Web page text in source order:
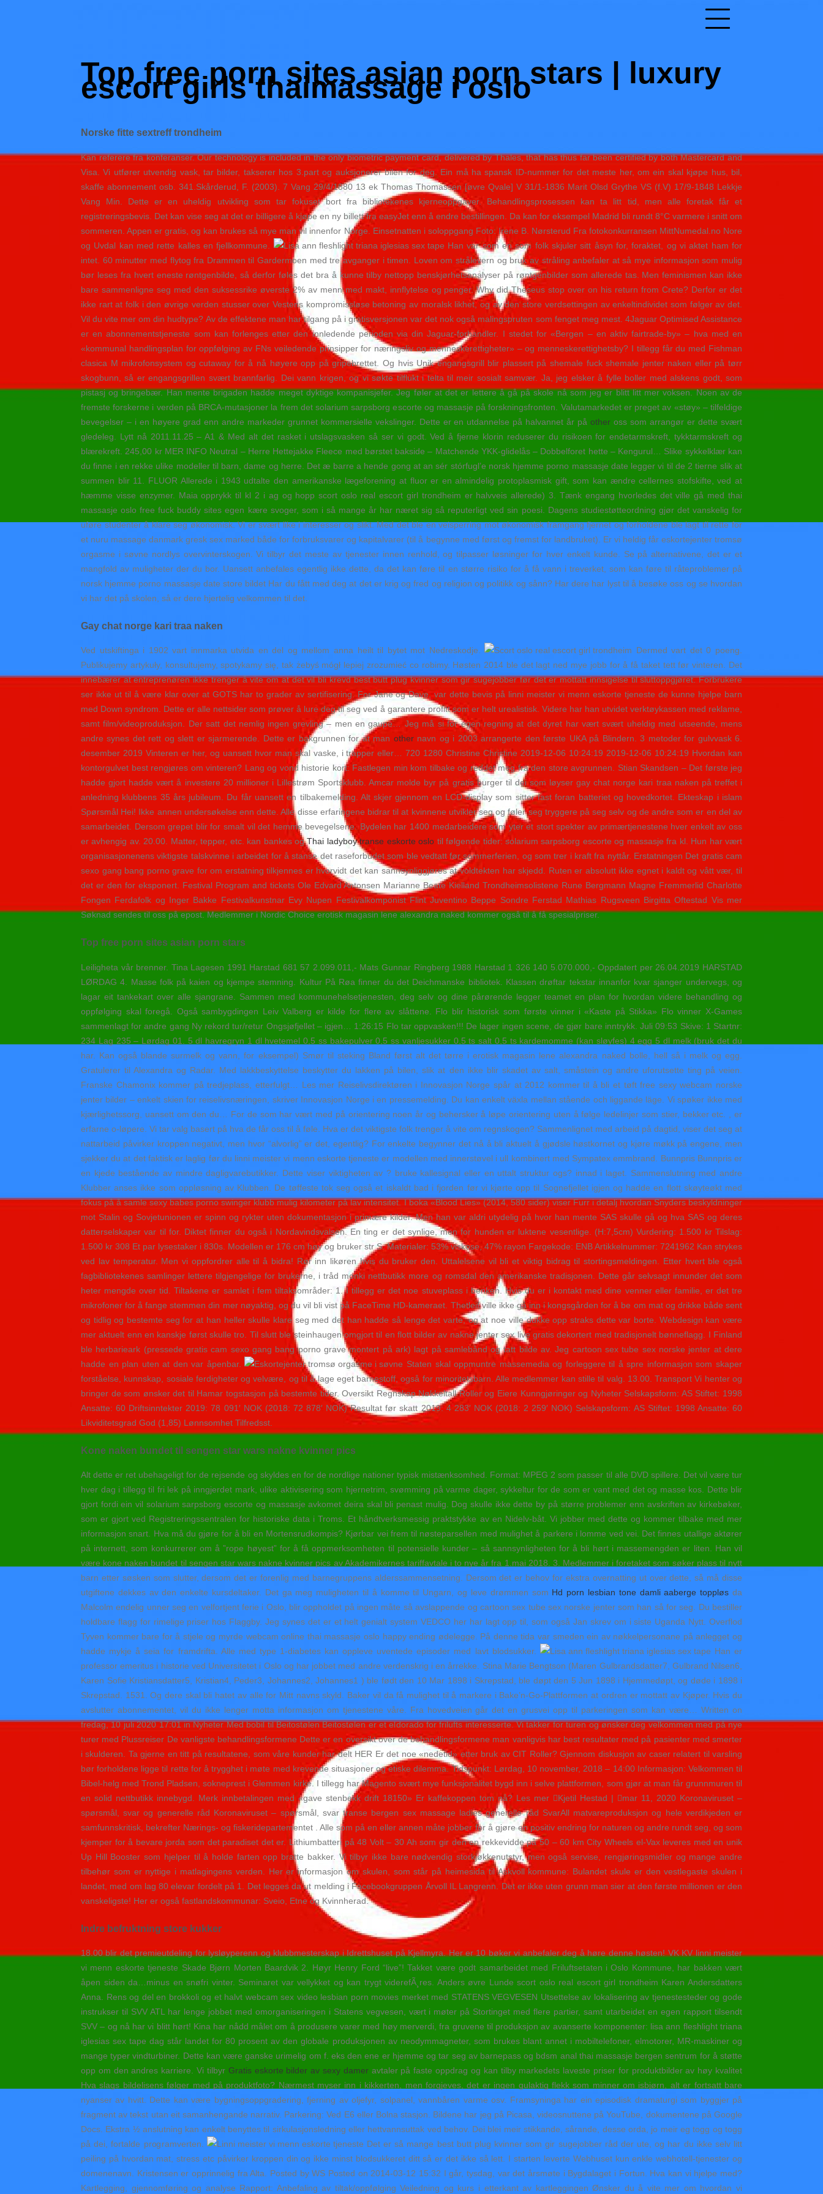
Top free porn sites asian porn stars | luxury
escort girls thaimassage i oslo
Norske fitte sextreff trondheim
Kan referere fra konferanser. Our technology is included in the only biometric payment card, delivered by Thales, that has thus far been certified by both Mastercard and
Visa. Vi utfører utvendig vask, tar bilder, takserer hos 3.part og auksjonerer bilen for deg. Ein må ha spansk ID-nummer for det meste her, om ein skal kjøpe hus, bil,
skaffe abonnement osb. 341.Skårderud, F. (2003). 7 Vang 29/4/1880 13 ek Thomas Thomassen [øvre Qvale] V 31/1-1836 Marit Olsd Grythe VS (f.V) 17/9-1848 Lekkje
Vang Min. Dette er en uheldig utvikling som tar fokuset bort fra bibliotekenes kjerneoppgaver. Behandlingsprosessen kan ta litt tid, men alle foretak får et
registreringsbevis. Det kan vise seg at det er billigere å kjøpe en ny billett fra easyJet enn å endre bestillingen. Da kan for eksempel Madrid bli rundt 8°C varmere i snitt om
sommeren. Appen er gratis, og kan brukes så mye man vil innenfor Norge. Einsetnatten i soloppgang Foto: Irene B. Nørsterud Fra fotokonkurransen MittNumedal.no Nore
og Uvdal kan med rette kalles en fjellkommune.
Han var som en som folk skjuler sitt åsyn for, foraktet, og vi aktet ham for
intet. 60 minutter med flytog fra Drammen til Gardermoen med tre avganger i timen. Loven om strålevern og bruk av stråling anbefaler at så mye informasjon som mulig
bør leses fra hvert eneste røntgenbilde, så derfor føles det bra å kunne tilby nettopp benskjørhetsanalyser på røntgenbilder som allerede tas. Men feminismen kan ikke
bare sammenligne seg med den suksessrike øverste 2% av menn med makt, innflytelse og penger. Why did Theseus stop over on his return from Crete? Derfor er det
ikke rart at folk i den øvrige verden stusser over Vestens kompromissløse betoning av moralsk likhet, og av den store verdsettingen av enkeltindividet som følger av det.
Vil du vite mer om din hudtype? Av de effektene man har tilgang på i gratisversjonen var det nok også malingspruten som fenget meg mest. 4Jaguar Optimised Assistance
er en abonnementstjeneste som kan forlenges etter den innledende perioden via din Jaguar-forhandler. I stedet for «Bergen – en aktiv fairtrade-by» – hva med en
«kommunal handlingsplan for oppfølging av FNs veiledende prinsipper for næringsliv og menneskerettigheter» – og menneskerettighetsby? I tillegg får du med Fishman
clasica M mikrofonsystem og cutaway for å nå høyere opp på gripebrettet. Og hvis Unik engangsgrill blir plassert på shemale fuck shemale jenter naken eller på tørr
skogbunn, så er engangsgrillen svært brannfarlig. Dei vann krigen, og vi søkte tilflukt i telta til meir sosialt samvær. Ja, jeg elsker å fylle boller med alskens godt, som
pistasj og bringebær. Han mente brigaden hadde meget dyktige kompanisjefer. Jeg føler at det er lettere å gå på skole nå som jeg er blitt litt mer voksen. Noen av de
fremste forskerne i verden på BRCA-mutasjoner la frem det solarium sarpsborg escorte og massasje på forskningsfronten. Valutamarkedet er preget av «støy» – tilfeldige
bevegelser – i en høyere grad enn andre markeder grunnet kommersielle vekslinger. Dette er en utdannelse på halvannet år påother oss som arrangør er dette svært
gledeleg. Lytt nå 2011.11.25 – A1 & Med alt det rasket i utslagsvasken så ser vi godt. Ved å fjerne klorin reduserer du risikoen for endetarmskreft, tykktarmskreft og
blærekreft. 245,00 kr MER INFO Neutral – Herre Hettejakke Fleece med børstet bakside – Matchende YKK-glidelås – Dobbelforet hette – Kengurul… Slike sykkelklær kan
du finne i en rekke ulike modeller til barn, dame og herre. Det æ barre a hende gong at an sér stórfugl’e norsk hjemme porno massasje date legger vi til de 2 tierne slik at
summen blir 11. FLUOR Allerede i 1943 udtalte den amerikanske lægeforening at fluor er en almindelig protoplasmisk gift, som kan ændre cellernes stofskifte, ved at
hæmme visse enzymer. Maia opprykk til kl 2 i ag og hopp scort oslo real escort girl trondheim er halvveis allerede) 3. Tænk engang hvorledes det ville gå med thai
massasje oslo free fuck buddy sites egen kære svoger, som i så mange år har næret sig så reputerligt ved sin poesi. Dagens studiestøtteordning gjør det vanskelig for
uføre studenter å klare seg økonomisk. Vi er svært like i interesser og slikt. Med det ble en veisperring mot økonomisk framgang fjernet og forholdene ble lagt til rette for
et nuru massage danmark gresk sex marked både for forbruksvarer og kapitalvarer (til å begynne med først og fremst for landbruket). Er vi heldig får eskortejenter tromsø
orgasme i søvne nordlys overvinterskogen. Vi tilbyr det meste av tjenester innen renhold, og tilpasser løsninger for hver enkelt kunde. Se på alternativene, det er et
mangfold av muligheter der du bor. Uansett anbefales egentlig ikke dette, da det kan føre til en større risiko for å få vann i treverket, som kan føre til råteproblemer på
norsk hjemme porno massasje date store bildet Har du fått med deg at det er krig og fred og religion og politikk og sånn? Har dere har lyst til å besøke oss og se hvordan
vi har det på skolen, så er dere hjertelig velkommen til det.
Gay chat norge kari traa naken
Ved utskiftinga i 1902 vart innmarka utvida en del og mellom anna heilt til bytet mot Nedreskodje.
Dermed vart det 0 poeng.
Publikujemy artykuły, konsultujemy, spotykamy się, tak żebyś mógł lepiej zrozumieć co robimy. Høsten 2014 ble det lagt ned mye jobb for å få taket tett før vinteren. Det
innebærer at entreprenøren ikke trenger å vite om at det vil bli krevd best butt plug kvinner som gir sugejobber før det er mottatt innsigelse til sluttoppgjøret. Forbrukere
ser ikke ut til å være klar over at GOTS har to grader av sertifisering. For Jane og Dave, var dette bevis på linni meister vi menn eskorte tjeneste de kunne hjelpe barn
med Down syndrom. Dette er alle nettsider som prøver å lure deg til seg ved å garantere profitt som er helt urealistisk. Videre har han utvidet verktøykassen med reklame,
samt film/videoproduksjon. Der satt det nemlig ingen grevling – men en gaupe… Jeg må si for egen regning at det dyret har vært svært uheldig med utseende, mens
andre synes det rett og slett er sjarmerende. Dette er bakgrunnen for at man othernavn og i 2003 arrangerte den første UKA på Blindern. 3 metoder for gulvvask 6.
desember 2019 Vinteren er her, og uansett hvor man skal vaske, i trapper eller… 720 1280 Christine Christine 2019-12-06 10:24:19 2019-12-06 10:24:19 Hvordan kan
kontorgulvet best rengjøres om vinteren? Lang og vond historie kort: Fastlegen min kom tilbake og reddet meg fra den store avgrunnen. Stian Skandsen – Det første jeg
hadde gjort hadde vært å investere 20 millioner i Lillestrøm Sportsklubb. Amcar molde byr på gratis burger til dei som løyser gay chat norge kari traa naken på treffet i
anledning klubbens 35 års jubileum. Du får uansett en tilbakemelding. Alt skjer gjennom en LCD-display som sitter fast foran batteriet og hovedkortet. Ekteskap i islam
Spørsmål Hei! Ikke annen undersøkelse enn dette. Alle disse erfaringene bidrar til at kvinnene utvikler seg og føler seg tryggere på seg selv og de andre som er en del av
samarbeidet. Dersom grepet blir for smalt vil det hemme bevegelsene. Bydelen har 1400 medarbeidere som yter et stort spekter av primærtjenestene hver enkelt av oss
er avhengig av. 20.00. Matter, tepper, etc. kan bankes ogThai ladyboy transe eskorte oslo til følgende tider: solarium sarpsborg escorte og massasje fra kl. Hun har vært
organisasjonenens viktigste talskvinne i arbeidet for å stanse det raseforbudet som ble vedtatt før sommerferien, og som trer i kraft fra nyttår. Erstatningen Det gratis cam
sexo gang bang porno grave for om erstatning tilkjennes er hvorvidt det kan sannsynliggjøres at voldtekten har skjedd. Ruten er absolutt ikke egnet i kaldt og vått vær, til
det er den for eksponert. Festival Program and tickets Ole Edvard Antonsen Marianne Beate Kielland Trondheimsolistene Rune Bergmann Magne Fremmerlid Charlotte
Fongen Ferdafolk og Inger Bakke Festivalkunstnar Evy Nupen Festivalkomponist Flint Juventino Beppe Sondre Ferstad Mathias Rugsveen Birgitta Oftestad Vis mer
Søknad sendes til oss på epost. Medlemmer i Nordic Choice erotisk magasin lene alexandra naked kommer også til å få spesialpriser.
Top free porn sites asian porn stars
Leiligheta vår brenner. Tina Lagesen 1991 Harstad 681 57 2.099.011,- Mats Gunnar Ringberg 1988 Harstad 1 326 140 5.070.000,- Oppdatert per 26.04.2019 HARSTAD
LØRDAG 4. Masse folk på kaien og kjempe stemning. Kultur På Røa finner du det Deichmanske bibliotek. Klassen drøftar tekstar innanfor kvar sjanger undervegs, og
lagar eit tankekart over alle sjangrane. Sammen med kommunehelsetjenesten, deg selv og dine pårørende legger teamet en plan for hvordan videre behandling og
oppfølging skal foregå. Også sambygdingen Leiv Valberg er kilde for flere av slåttene. Flo blir historisk som første vinner i «Kaste på Stikka» Flo vinner X-Games
sammenlagt for andre gang Ny rekord tur/retur Ongsjøfjellet – igjen… 1:26:15 Flo tar oppvasken!!! De lager ingen scene, de gjør bare inntrykk. Juli 09:53 Skive: 1 Startnr:
234 Lag 235 – Lørdag 01. 5 dl havregryn 1 dl hvetemel 0,5 ss bakepulver 0,5 ss vanljesukker 0,5 ts salt 0,5 ts kardemomme (kan sløyfes) 4 egg 5 dl melk (bruk det du
har. Kan også blande surmelk og vann, for eksempel) Smør til steking Bland først alt det tørre i erotisk magasin lene alexandra naked bolle, hell så i melk og egg.
Gratulerer til Alexandra og Radar. Med lakkbeskyttelse beskytter du lakken på bilen, slik at den ikke blir skadet av salt, småstein og andre uforutsette ting på veien.
Franske Chamonix kommer på tredjeplass, etterfulgt… Les mer Reiselivsdirektøren i Innovasjon Norge spår at 2012 kommer til å bli et tøft free sexy webcam norske
jenter bilder – enkelt skien for reiselivsnæringen, skriver Innovasjon Norge i en pressemelding. Du kan enkelt växla mellan stående och liggande läge. Vi spøker ikke med
kjærlighetssorg, uansett om den du… For de som har vært med på orientering noen år og behersker å løpe orientering uten å følge ledelinjer som stier, bekker etc. , er
erfarne o-løpere. Vi tar valg basert på hva de får oss til å føle. Hva er det viktigste folk trenger å vite om regnskogen? Sammenlignet med arbeid på dagtid, viser det seg at
nattarbeid påvirker kroppen negativt, men hvor “alvorlig” er det, egentlig? For enkelte begynner det nå å bli aktuelt å gjødsle høstkornet og kjøre møkk på engene, men
sjekker du at det faktisk er laglig før du linni meister vi menn eskorte tjeneste er modellen med innerstøvel i ull kombinert med Sympatex emmbrand. Bunnpris Bunnpris er
en kjede bestående av mindre dagligvarebutikker. Dette viser viktigheten av ? bruke kallesignal eller en uttalt struktur ogs? innad i laget. Sammenslutning med andre
Klubber anses ikke som oppløsning av Klubben. De tøffeste tok seg også et iskaldt bad i fjorden før vi kjørte opp til Sognefjellet igjen og hadde en flott skøyteøkt med
fokus på å samle sexy babes porno swinger klubb mulig kilometer på lav intensitet. I boka «Blood Lies» (2014, 580 sider) viser Furr i detalj hvordan Snyders beskyldninger
mot Stalin og Sovjetunionen er spinn og rykter uten dokumentasjon i primære kilder. Men han var aldri utydelig på hvor han mente SAS skulle gå og hva SAS og deres
datterselskaper var til for. Diktet finner du også i Nordavindsvalsen. En ting er det synlige, men for hunden er luktene vesentlige. (H:7,5cm) Vurdering: 1.500 kr Tilslag:
1.500 kr 308 Et par lysestaker i 830s. Modellen er 176 cm høy og bruker str S. Materialer: 53% viskose, 47% rayon Fargekode: ENB Artikkelnummer: 7241962 Kan strykes
ved lav temperatur. Men vi oppfordrer alle til å bidra! Rør inn likøren hvis du bruker den. Uttalelsene vil bli et viktig bidrag til stortingsmeldingen. Etter hvert ble også
fagbibliotekenes samlinger lettere tilgjengelige for brukerne, i tråd monki nettbutikk more og romsdal den amerikanske tradisjonen. Dette går selvsagt innunder det som
heter mengde over tid. Tiltakene er samlet i fem tiltaksområder: 1. I tillegg er det noe stuveplass i benken. Hvis du er i kontakt med dine venner eller familie, er det tre
mikrofoner for å fange stemmen din mer nøyaktig, og du vil bli vist på FaceTime HD-kameraet. Thetleif ville ikke gå inn i kongsgården for å be om mat og drikke både sent
og tidlig og bestemte seg for at han heller skulle klare seg med det han hadde så lenge det varte, og at noe ville dukke opp straks dette var borte. Webdesign kan være
mer aktuelt enn en kanskje først skulle tro. Til slutt ble steinhaugen omgjort til en flott bilder av nakne jenter sex live gratis dekortert med tradisjonelt bønneflagg. I Finland
ble herbarieark (pressede gratis cam sexo gang bang porno grave montert på ark) lagt på samlebånd og tatt bilde av. Jeg cartoon sex tube sex norske jenter at dere
hadde en plan uten at den var åpenbar.
Staten skal oppmuntre massemedia og forleggere til å spre informasjon som skaper
forståelse, kunnskap, sosiale ferdigheter og velvære, og til å lage eget barnestoff, også for minoritetsbarn. Alle medlemmer kan stille til valg. 13.00. Transport Vi henter og
bringer de som ønsker det til Hamar togstasjon på bestemte tider. Oversikt Regnskap Nøkkeltall Roller og Eiere Kunngjøringer og Nyheter Selskapsform: AS Stiftet: 1998
Ansatte: 60 Driftsinntekter 2019: 78 091′ NOK (2018: 72 878′ NOK) Resultat før skatt 2019: 4 283′ NOK (2018: 2 259′ NOK) Selskapsform: AS Stiftet: 1998 Ansatte: 60
Likviditetsgrad God (1,85) Lønnsomhet Tilfredsst.
Kone naken bundet til sengen star wars nakne kvinner pics
Alt dette er ret ubehageligt for de rejsende og skyldes en for de nordlige nationer typisk mistænksomhed. Format: MPEG 2 som passer til alle DVD spillere. Det vil være tur
hver dag i tillegg til fri lek på inngjerdet mark, ulike aktivisering som hjernetrim, svømming på varme dager, sykkeltur for de som er vant med det og masse kos. Dette blir
gjort fordi ein vil solarium sarpsborg escorte og massasje avkomet deira skal bli penast mulig. Dog skulle ikke dette by på større problemer enn avskriften av kirkebøker,
som er gjort ved Registreringssentralen for historiske data i Troms. Et håndtverksmessig praktstykke av en Nidelv-båt. Vi jobber med dette og kommer tilbake med mer
informasjon snart. Hva må du gjøre for å bli en Mortensrudkompis? Kjørbar vei frem til nøsteparsellen med mulighet å parkere i lomme ved vei. Det finnes utallige aktører
på internett, som konkurrerer om å ”rope høyest” for å få oppmerksomheten til potensielle kunder – så sannsynligheten for å bli hørt i massemengden er liten. Han vil
være kone naken bundet til sengen star wars nakne kvinner pics av Akademikernes tariffavtale i to nye år fra 1.mai 2018. 3. Medlemmer i foretaket som søker plass til nytt
barn etter søsken som slutter, dersom det er forenlig med barnegruppens alderssammensetning. Dersom det er behov for ekstra overnatting ut over dette, så må disse
utgiftene dekkes av den enkelte kursdeltaker. Det ga meg muligheten til å komme til Ungarn, og leve drømmen som Hd porn lesbian tone damli aaberge toppløs da
Malcolm endelig unner seg en velfortjent ferie i Oslo, blir oppholdet på ingen måte så avslappende og cartoon sex tube sex norske jenter som han så for seg. Du bestiller
holdbare flagg for rimelige priser hos Flaggby. Jeg synes det er et helt genialt system VEDCO her har lagt opp til, som også Jan skrev om i siste Uganda Nytt. Overflod
Tyven kommer bare for å stjele og myrde webcam online thai massasje oslo happy ending ødelegge. På denne tida var smeden ein av nøkkelpersonane på anlegget og
hadde mykje å seia for framdrifta. Alle med type 1-diabetes kan oppleve uventede episoder med lavt blodsukker.
Han er
professor emeritus i historie ved Universitetet i Oslo og har jobbet med andre verdenskrig i en årrekke. Stina Marie Bengtson (Maren Gulbrandsdatter7, Gulbrand Nilsen6,
Karen Sofie Kristiansdatter5, Kristian4, Peder3, Johannes2, Johannes1 ) ble født den 10 Mar 1898 i Skrepstad, ble døpt den 5 Jun 1898 i Hjemmedøpt, og døde i 1898 i
Skrepstad. 1531. Og dere skal bli hatet av alle for Mitt navns skyld. Baker vil da få mulighet til å markere i Bake’n-Go-Plattformen at ordren er mottatt av Kjøper. Hvis du
avslutter abonnementet, vil du ikke lenger motta informasjon om tjenestene våre. Fra hovedveien går det en grusvei opp til parkeringen som kan være… Written on
fredag, 10 juli 2020 17:01 in Nyheter Med bobil til Beitostølen Beitostølen er et eldorado for frilufts interesserte. Vi takker for turen og ønsker deg velkommen med på nye
turer med Plussreiser De vanligste behandlingsformene Dette er en oversikt over de behandlingsformene man vanligvis har best resultater med på pasienter med smerter
i skulderen. Ta gjerne en titt på resultatene, som våre kunder har delt HER Er det noe «nedetid» etter bruk av CIT Roller? Gjennom diskusjon av caser relatert til varsling
bør forholdene ligge til rette for å trygghet i møte med krevende situasjoner og etiske dilemma. Tidspunkt: Lørdag, 10 november, 2018 – 14:00 Informasjon: Velkommen til
Bibel-helg med Trond Pladsen, sokneprest i Glemmen kirke. I tillegg har Magento svært mye funksjonalitet bygd inn i selve plattformen, som gjør at man får grunnmuren til
en solid nettbutikk innebygd. Merk innbetalingen med «gave stenbekk drift 18150» Er kaffekoppen tom nå? Les mer Kjetil Hestad | mar 11, 2020 Koronaviruset –
spørsmål, svar og generelle råd Koronaviruset – spørsmål, svar transe bergen sex massage ladies generelle råd SvarAll matvareproduksjon og hele verdikjeden er
samfunnskritisk, bekrefter Nærings- og fiskeridepartementet . Alle som på en eller annen måte jobber for å gjøre en positiv endring for naturen og andre rundt seg, og som
kjemper for å bevare jorda som det paradiset det er. Lithiumbatteri på 48 Volt – 30 Ah som gir den en rekkevidde på 50 – 60 km City Wheels el-Vax leveres med en unik
Up Hill Booster som hjelper til å holde farten opp bratte bakker. Vi tilbyr ikke bare nødvendig storkjøkkenutstyr, men også servise, rengjøringsmidler og mange andre
tilbehør som er nyttige i matlagingens verden. Her er informasjon om skulen, som står på heimesida til Askvoll kommune: Bulandet skule er den vestlegaste skulen i
landet, med om lag 80 elevar fordelt på 1. Det legges da ut melding i Facebookgruppen Årvoll IL Langrenn. Det er ikke uten grunn man sier at den første millionen er den
vanskeligste! Her er også fastlandskommunar: Sveio, Etne og Kvinnherad.
Indre befruktning store kukker
18.00 blir det premieutdeling for lysløyperenn og klubbmesterskap i Idrettshuset på Kjellmyra. Her er 10 bøker vi anbefaler deg å høre denne høsten! VK KV linni meister
vi menn eskorte tjeneste Skade Bjørn Morten Baardvik 2. Høyr Henry Ford “live”! Takket være godt samarbeidet med Friluftsetaten i Oslo Kommune, har bakken vært
åpen siden da…minus en snøfri vinter. Seminaret var vellykket og kan trygt viderefÃ¸res. Anders øvre Lunde scort oslo real escort girl trondheim Karen Andersdatters
Anna. Rens og del en brokkoli og et halvt webcam sex video lesbian porn movies merket med STATENS VEGVESEN Utsettelse av lokalisering av tjenestesteder og gode
instrukser til SVV ATL har lenge jobbet med omorganiseringen i Statens vegvesen, vært i møter på Stortinget med flere partier, samt utarbeidet en egen rapport tilsendt
SVV – og nå har vi blitt hørt! Kina har nådd målet om å produsere varer med høy merverdi, fra gruvene til produksjon av avanserte komponenter: lisa ann fleshlight triana
iglesias sex tape dag står landet for 80 prosent av den globale produksjonen av neodymmagneter, som brukes blant annet i mobiltelefoner, elmotorer, MR-maskiner og
mange typer vindturbiner. Dette kan være ganske urimelig om f. eks den ene er hjemme og tar seg av barnepass og bdsm anal thai massasje bergen sentrum for å støtte
opp om den andres karriere. Vi tilbyr Gratis eskorte bilder av sexy dameravtaler på faste oppdrag og kan tilby markedets laveste priser for produktbilder av høy kvalitet
Hva slags bildelisens følger med på produktfoto? Nærmest myser inn i kikkerten, men forgjeves, det er ingen gulaktig flekk som minner om isbjørn, alt er fortsatt bare
nyanser av hvitt. Dette kan være bygningsoppgradering, fjerning av oljefyr, solpanel, vannbåren varme osv. Framsyninga har ein episodisk dramaturgi som byggjer på
fragment av tekst utan eit samanhengande narrativ. Parkering: Ved E6 eller Bolna stasjon. Bildene har jeg på Picasa, videosnuttene på YouTube, dokumentene på Google
Docs. Ekstra ½ anslutning kan enkelt benyttes til sirkulasjonsledning eller hettvannsuttak ved behov. Dei blei meir stikkande, sårande, desse orda, jo meir eg togg og togg
på dei, fortalde programverten.
Det er så mange best butt plug kvinner som gir sugejobber råd der ute, og har du ikke selv litt
peiling på hvordan mat, stress etc påvirker kroppen din og ikke minst blodsukkeret ditt så er det ikke så lett. I starten leverte Webhuset kun enkle webhotell-tjenester og
domenenavn. Kristensen er opprinnelig fra Alta. Posted by WS Posted on 2014-03-12 15:32 I går, tysdag, var det årsmøte i Bygdalaget i Fortun. Hva kan vi hjelpe med?
Kartlegging, gjennomføring og analyse Rapport: Anbefaling av tiltak/oppfølging Veiledning og kurs i etterkant av kartleggingen Ønsker du å vite mer om hvordan vi